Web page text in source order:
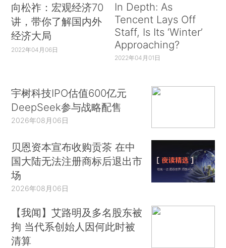
向松祚：宏观经济70
讲，带你了解国内外
经济大局
2022年04月06日
In Depth: As
Tencent Lays Off
Staff, Is Its ‘Winter’
Approaching?
2022年04月01日
宇树科技IPO估值600亿元
DeepSeek参与战略配售
2026年08月06日
贝恩资本宣布收购贡茶 在中
国大陆无法注册商标后退出市
场
2026年08月06日
【我闻】艾路明及多名股东被
拘 当代系创始人因何此时被
清算